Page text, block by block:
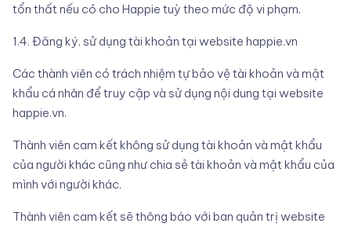
tổn thất nếu có cho Happie tuỳ theo mức độ vi phạm.
1.4. Đăng ký, sử dụng tài khoản tại website happie.vn
Các thành viên có trách nhiệm tự bảo vệ tài khoản và mật
khẩu cá nhân để truy cập và sử dụng nội dung tại website
happie.vn.
Thành viên cam kết không sử dụng tài khoản và mật khẩu
của người khác cũng như chia sẻ tài khoản và mật khẩu của
mình với người khác.
Thành viên cam kết sẽ thông báo với ban quản trị website